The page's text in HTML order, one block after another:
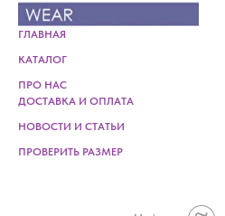
ГЛАВНАЯ
КАТАЛОГ
ПРО НАС
ДОСТАВКА И ОПЛАТА
НОВОСТИ И СТАТЬИ
ПРОВЕРИТЬ РАЗМЕР